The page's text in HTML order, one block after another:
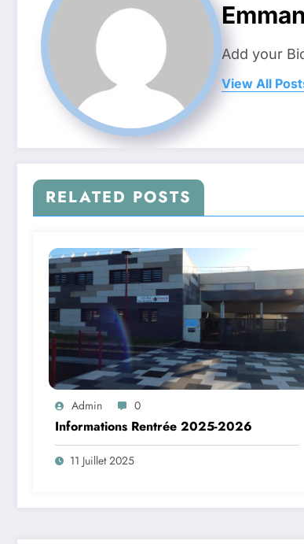
Add your
View All
RELATED POSTS
Admin 0
Informations Rentrée 2025-2026
11 Juillet 2025